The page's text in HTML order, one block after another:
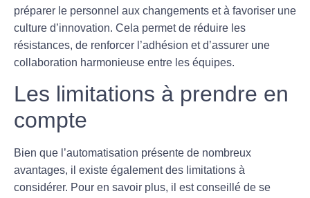
préparer le personnel aux changements et à favoriser une
culture d’innovation. Cela permet de réduire les
résistances, de renforcer l’adhésion et d’assurer une
collaboration harmonieuse entre les équipes.
Les limitations à prendre en
compte
Bien que l’automatisation présente de nombreux
avantages, il existe également des limitations à
considérer. Pour en savoir plus, il est conseillé de se